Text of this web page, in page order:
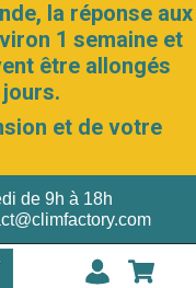
la réponse aux
1 semaine et
être allongés
et de votre
de 9h à 18h